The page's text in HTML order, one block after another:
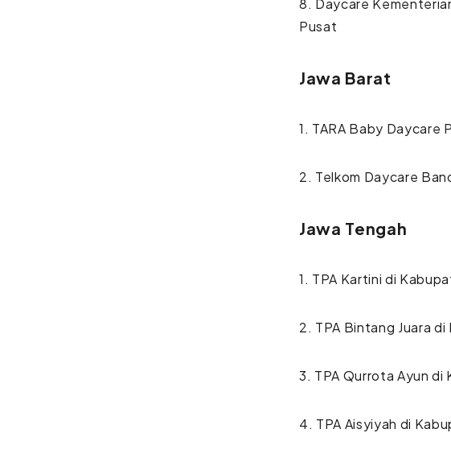
8. Daycare
Pusat
Jawa Barat
1. TARA Baby Daycare
2. Telkom Daycare
Jawa Tengah
1. TPA Kartini di
2. TPA Bintang Juara
3. TPA Qurrota Ayun di
4. TPA Aisyiyah di